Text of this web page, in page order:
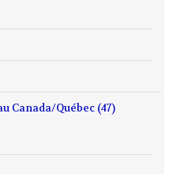
Canada/Québec (47)